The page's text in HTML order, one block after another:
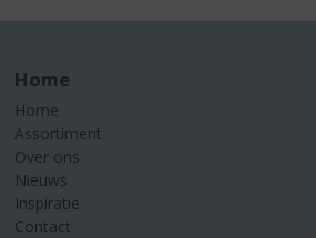
Home
Home
Assortiment
Over ons
Nieuws
Inspiratie
Contact